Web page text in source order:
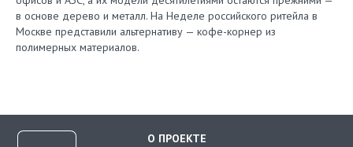
в основе дерево и металл. На Неделе российского ритейла в
Москве представили альтернативу — кофе-корнер из
полимерных материалов.
О ПРОЕКТЕ